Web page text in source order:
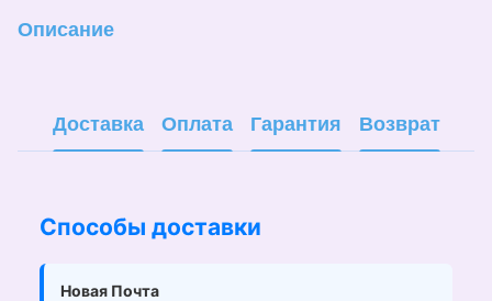
Описание
Доставка Оплата Гарантия Возврат
Способы доставки
Новая Почта